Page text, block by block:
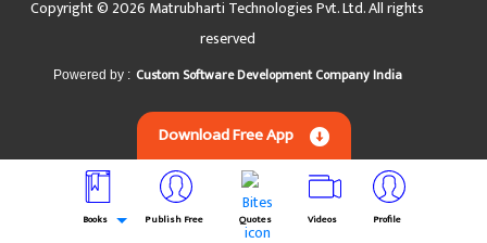
Copyright © 2026 Matrubharti Technologies Pvt. Ltd. All rights
reserved
Powered by : Custom Software Development Company India
Download Free App
Books Publish Free Quotes Videos Profile